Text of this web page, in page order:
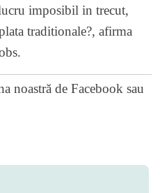
imposibil in trecut,
traditionale?, afirma
noastră de Facebook sau